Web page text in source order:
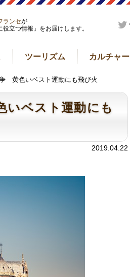
ランセが
立つ情報」をお届けします。
ツーリズム カルチャー
黄色いベスト運動にも飛び火
ベスト運動にも
2019.04.22